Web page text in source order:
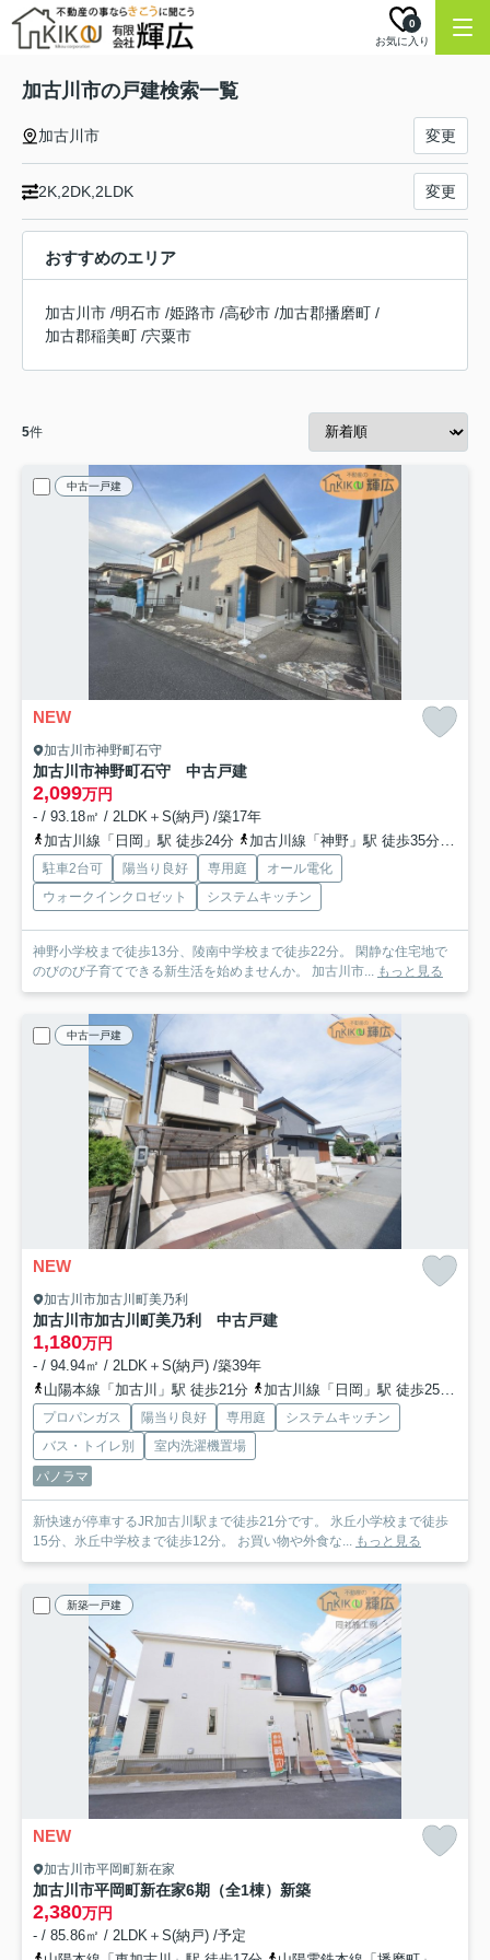
お気に入り
0
加古川市の戸建検索一覧
加古川市 変更
2K,2DK,2LDK 変更
おすすめのエリア
加古川市 /明石市 /姫路市 /高砂市 /加古郡播磨町 /
加古郡稲美町 /宍粟市
5件
中古一戸建
NEW
加古川市神野町石守
加古川市神野町石守 中古戸建
2,099万円
- / 93.18㎡ / 2LDK＋S(納戸) /築17年
加古川線「日岡」駅 徒歩24分
加古川線「神野」駅 徒歩35分
駐車2台可 陽当り良好 専用庭
オール電化
ウォークインクロゼット
システムキッチン
神野小学校まで徒歩13分、陵南中学校まで徒歩22分。 閑静な住宅地で
のびのび子育てできる新生活を始めませんか。 加古川市... もっと見る
中古一戸建
NEW
加古川市加古川町美乃利
加古川市加古川町美乃利 中古戸建
1,180万円
- / 94.94㎡ / 2LDK＋S(納戸) /築39年
山陽本線「加古川」駅 徒歩21分
加古川線「日岡」駅 徒歩25分
プロパンガス 陽当り良好 専用庭
システムキッチン
バス・トイレ別
室内洗濯機置場
パノラマ
新快速が停車するJR加古川駅まで徒歩21分です。 氷丘小学校まで徒歩
15分、氷丘中学校まで徒歩12分。 お買い物や外食な... もっと見る
新築一戸建
NEW
加古川市平岡町新在家
加古川市平岡町新在家6期（全1棟）新築
2,380万円
- / 85.86㎡ / 2LDK＋S(納戸) /予定